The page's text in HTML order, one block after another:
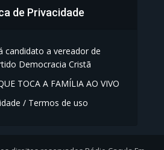
de Privacidade
candidato a vereador de
Democracia Cristã
TOCA A FAMÍLIA AO VIVO
/ Termos de uso